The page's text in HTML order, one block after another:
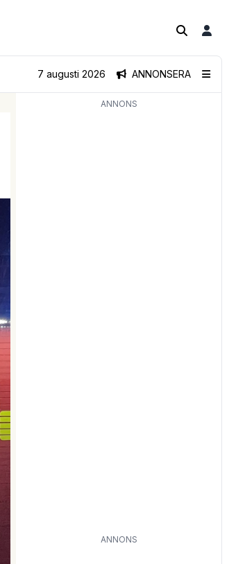
ANNONSERA
7 augusti 2026
ANNONS
ANNONS